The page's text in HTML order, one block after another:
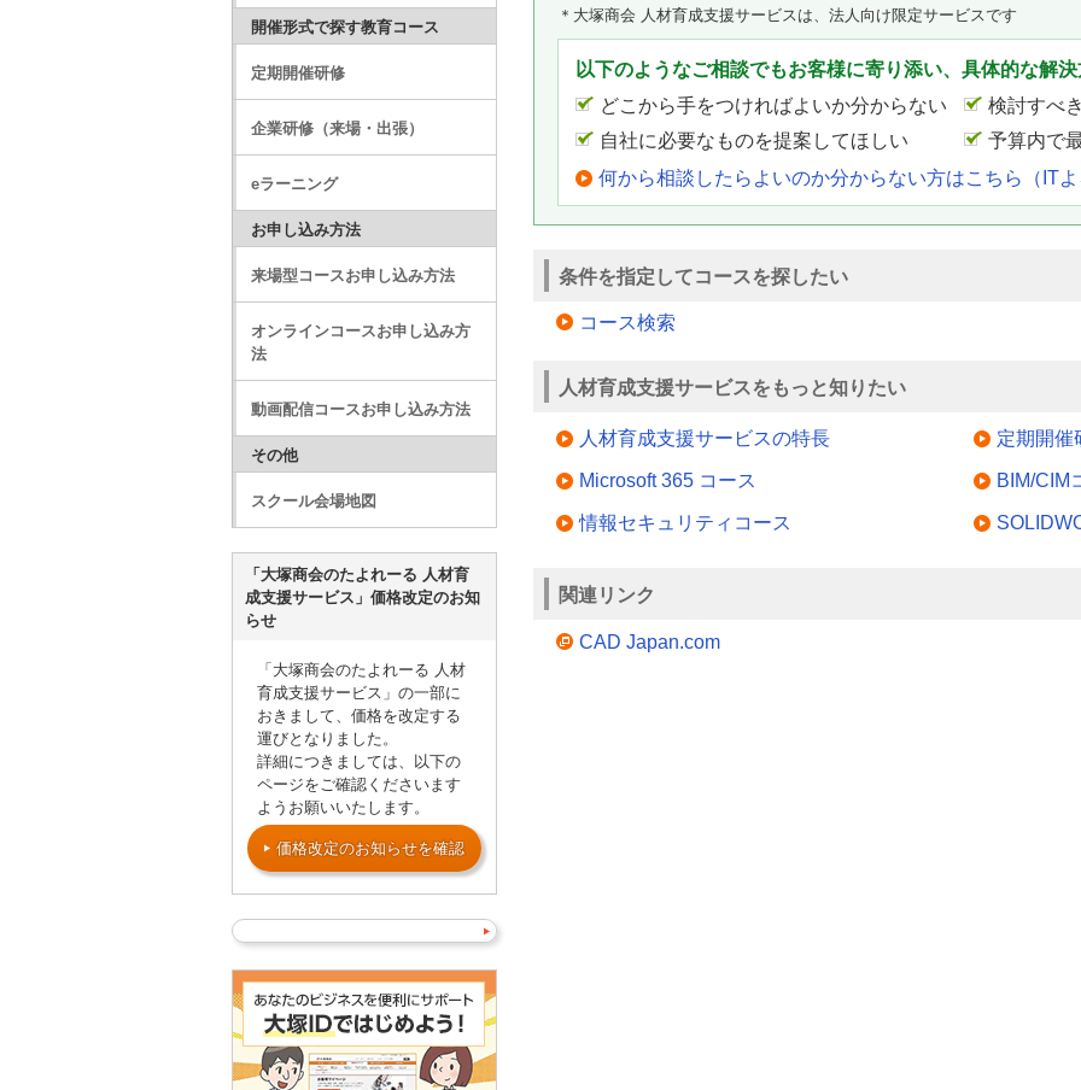
＊大塚商会 人材育成支援サービスは、法人向け限定サービスです
以下のようなご相談でもお客様に寄り添い、具体的な解
どこから手をつければよいか分からない
検討すべ
自社に必要なものを提案してほしい
予算内で
何から相談したらよいのか分からない方はこちら（ITよ
条件を指定してコースを探したい
コース検索
人材育成支援サービスをもっと知りたい
人材育成支援サービスの特長 定期開催
Microsoft 365 コース BIM/CIM
情報セキュリティコース
関連リンク
CAD Japan.com
開催形式で探す教育コース
定期開催研修
企業研修（来場・出張）
eラーニング
お申し込み方法
来場型コースお申し込み方法
オンラインコースお申し込み方
法
動画配信コースお申し込み方法
その他
スクール会場地図
「大塚商会のたよれーる 人材育
成支援サービス」価格改定のお知
らせ
「大塚商会のたよれーる 人材
育成支援サービス」の一部に
おきまして、価格を改定する
運びとなりました。
詳細につきましては、以下の
ページをご確認くださいます
ようお願いいたします。
価格改定のお知らせを確認